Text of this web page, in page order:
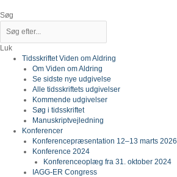
til
Søg
Luk
Tidsskriftet Viden om Aldring
Om Viden om Aldring
Se sidste nye udgivelse
Alle tidsskriftets udgivelser
Kommende udgivelser
Søg i tidsskriftet
Manuskriptvejledning
Konferencer
Konferencepræsentation 12–13 marts 2026
Konference 2024
Konferenceoplæg fra 31. oktober 2024
IAGG-ER Congress